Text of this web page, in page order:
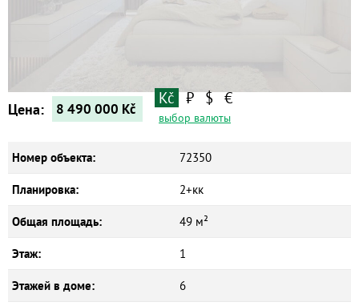
Цена: 8 490 000 Kč
Kč ₽ $ €
выбор валюты
Номер объекта: 72350
Планировка: 2+кк
Общая площадь: 49 м²
Этаж: 1
Этажей в доме: 6